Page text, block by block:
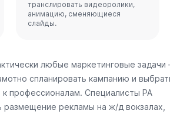
транслировать видеоролики,
анимацию, сменяющиеся
слайды.
любые маркетинговые
спланировать кампанию и
профессионалам. Специалисты РА
размещение рекламы на ж/д вокзалах,